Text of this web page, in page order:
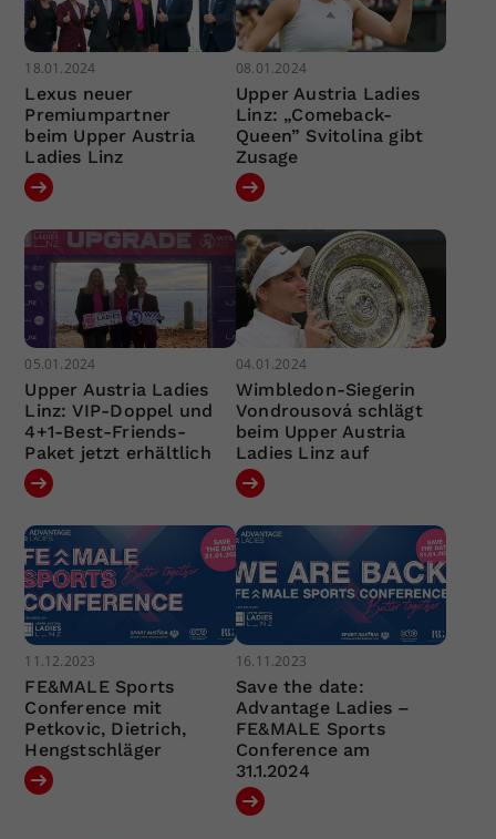
18.01.2024
Lexus neuer
Premiumpartner
beim Upper Austria
Ladies Linz
08.01.2024
Upper Austria Ladies
Linz: „Comeback-
Queen” Svitolina gibt
Zusage
05.01.2024
Upper Austria Ladies
Linz: VIP-Doppel und
4+1-Best-Friends-
Paket jetzt erhältlich
04.01.2024
Wimbledon-Siegerin
Vondrousová schlägt
beim Upper Austria
Ladies Linz auf
11.12.2023
FE&MALE Sports
Conference mit
Petkovic, Dietrich,
Hengstschläger
16.11.2023
Save the date:
Advantage Ladies –
FE&MALE Sports
Conference am
31.1.2024